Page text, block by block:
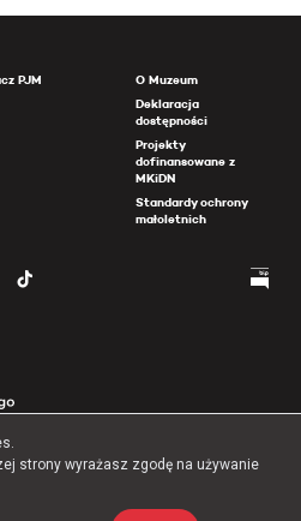
Warszawy - listy ekshumowanych
PJM
O Muzeum
Deklaracja
dostępności
Projekty
dofinansowane z
MKiDN
Standardy ochrony
małoletnich
strony wyrażasz zgodę na używanie